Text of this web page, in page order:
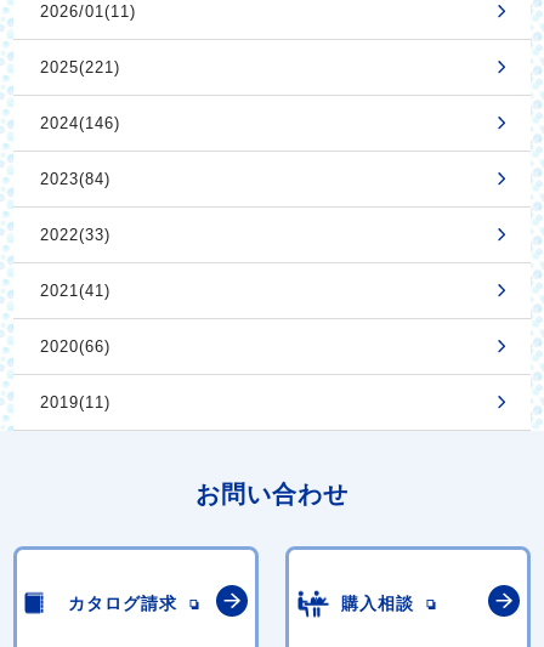
2026/01(11)
2025(221)
2024(146)
2023(84)
2022(33)
2021(41)
2020(66)
2019(11)
お問い合わせ
カタログ請求 購入相談